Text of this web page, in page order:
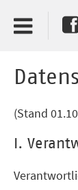
(Stand
I.